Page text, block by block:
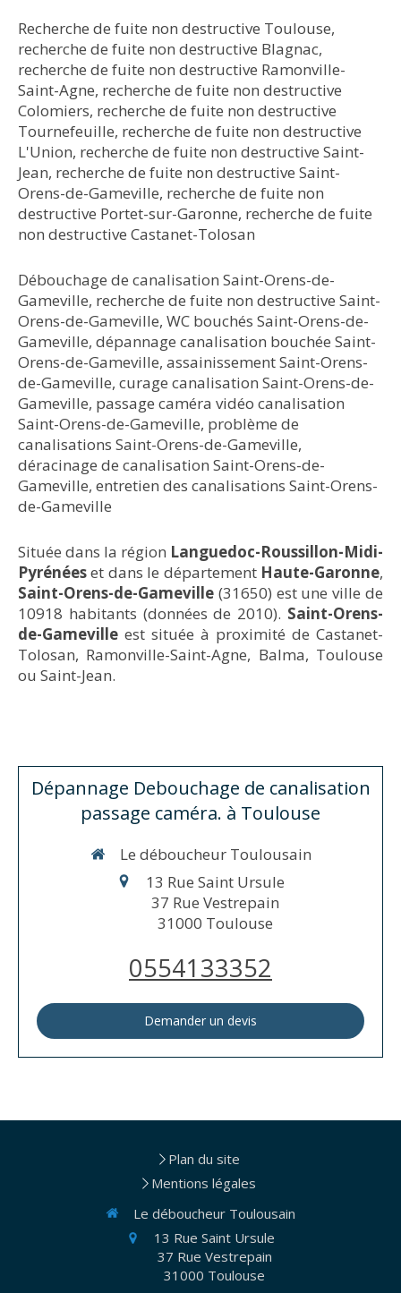
Recherche de fuite non destructive Toulouse,
recherche de fuite non destructive Blagnac,
recherche de fuite non destructive Ramonville-
Saint-Agne, recherche de fuite non destructive
Colomiers, recherche de fuite non destructive
Tournefeuille, recherche de fuite non destructive
L'Union, recherche de fuite non destructive Saint-
Jean, recherche de fuite non destructive Saint-
Orens-de-Gameville, recherche de fuite non
destructive Portet-sur-Garonne, recherche de fuite
non destructive Castanet-Tolosan
Débouchage de canalisation Saint-Orens-de-
Gameville, recherche de fuite non destructive Saint-
Orens-de-Gameville, WC bouchés Saint-Orens-de-
Gameville, dépannage canalisation bouchée Saint-
Orens-de-Gameville, assainissement Saint-Orens-
de-Gameville, curage canalisation Saint-Orens-de-
Gameville, passage caméra vidéo canalisation
Saint-Orens-de-Gameville, problème de
canalisations Saint-Orens-de-Gameville,
déracinage de canalisation Saint-Orens-de-
Gameville, entretien des canalisations Saint-Orens-
de-Gameville
Située dans la région Languedoc-Roussillon-Midi-
Pyrénéeset dans le département Haute-Garonne,
Saint-Orens-de-Gameville (31650) est une ville de
10918 habitants (données de 2010). Saint-Orens-
de-Gameville est située à proximité de Castanet-
Tolosan, Ramonville-Saint-Agne, Balma, Toulouse
ou Saint-Jean.
Dépannage Debouchage de canalisation
passage caméra. à Toulouse
Le déboucheur Toulousain
13 Rue Saint Ursule
37 Rue Vestrepain
31000 Toulouse
0554133352
Demander un devis
Plan du site
Mentions légales
Le déboucheur Toulousain
13 Rue Saint Ursule
37 Rue Vestrepain
31000 Toulouse